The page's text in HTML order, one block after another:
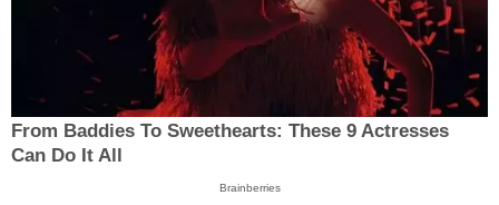
From Baddies To Sweethearts: These 9 Actresses
Can Do It All
Brainberries